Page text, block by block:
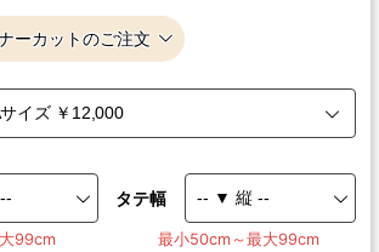
ーカットのご注文
タテ幅
99cm 最小50cm～最大99cm